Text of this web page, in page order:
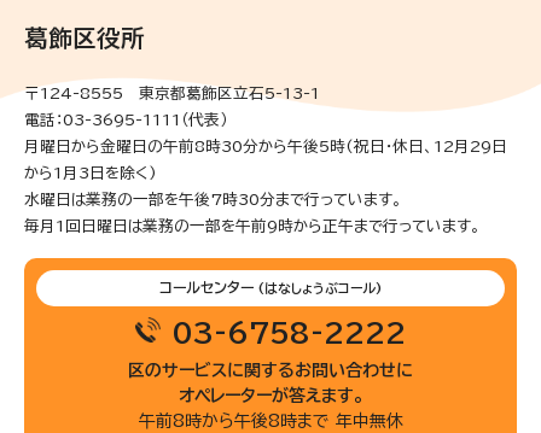
葛飾区役所
〒124-8555 東京都葛飾区立石5-13-1
電話：03-3695-1111（代表）
月曜日から金曜日の午前8時30分から午後5時(祝日・休日、12月29日
から1月3日を除く)
水曜日は業務の一部を午後7時30分まで行っています。
毎月1回日曜日は業務の一部を午前9時から正午まで行っています。
コールセンター (はなしょうぶコール)
03-6758-2222
区のサービスに関するお問い合わせに
オペレーターが答えます。
午前8時から午後8時まで 年中無休